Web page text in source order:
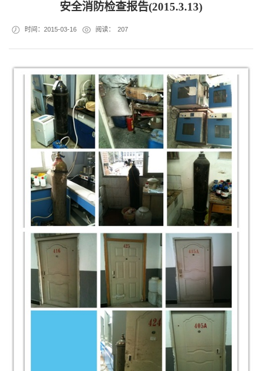
安全消防检查报告(2015.3.13)
时间：2015-03-16 阅读： 207